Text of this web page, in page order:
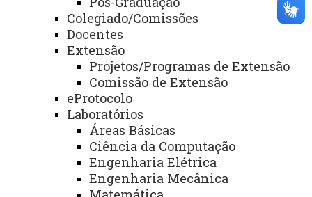
Colegiado/Comissões
Docentes
Extensão
Projetos/Programas de Extensão
Comissão de Extensão
eProtocolo
Laboratórios
Áreas Básicas
Ciência da Computação
Engenharia Elétrica
Engenharia Mecânica
PRÓ-REITORIAS
Administração e Finanças
Graduação
Pesquisa/Pós Graduação
Recursos Humanos
Planejamento